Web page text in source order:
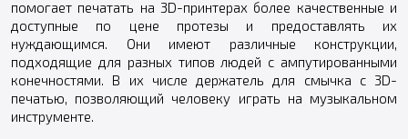
помогает печатать на 3D-принтерах более качественные и
доступные по цене протезы и предоставлять их
нуждающимся. Они имеют различные конструкции,
подходящие для разных типов людей с ампутированными
конечностями. В их числе держатель для смычка с 3D-
печатью, позволяющий человеку играть на музыкальном
инструменте.